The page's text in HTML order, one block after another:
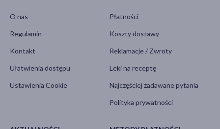
O nas
Regulamin
Kontakt
Ułatwienia dostępu
Ustawienia Cookie
Płatności
Koszty dostawy
Reklamacje / Zwroty
Leki na receptę
Najczęściej zadawane pytania
Polityka prywatności